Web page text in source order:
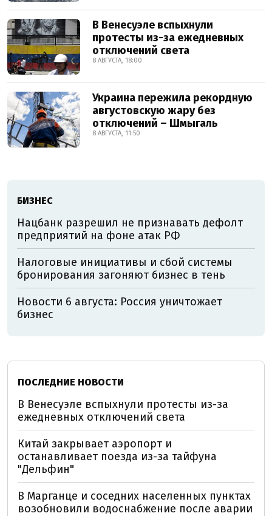
В Венесуэле вспыхнули
протесты из-за ежедневных
отключений света
8 АВГУСТА, 18:00
Украина пережила рекордную
августовскую жару без
отключений – Шмыгаль
8 АВГУСТА, 11:50
БИЗНЕС
Нацбанк разрешил не признавать дефолт
предприятий на фоне атак РФ
Налоговые инициативы и сбой системы
бронирования загоняют бизнес в тень
Новости 6 августа: Россия уничтожает
бизнес
ПОСЛЕДНИЕ НОВОСТИ
В Венесуэле вспыхнули протесты из-за
ежедневных отключений света
Китай закрывает аэропорт и
останавливает поезда из-за тайфуна
"Дельфин"
В Марганце и соседних населенных пунктах
возобновили водоснабжение после аварии